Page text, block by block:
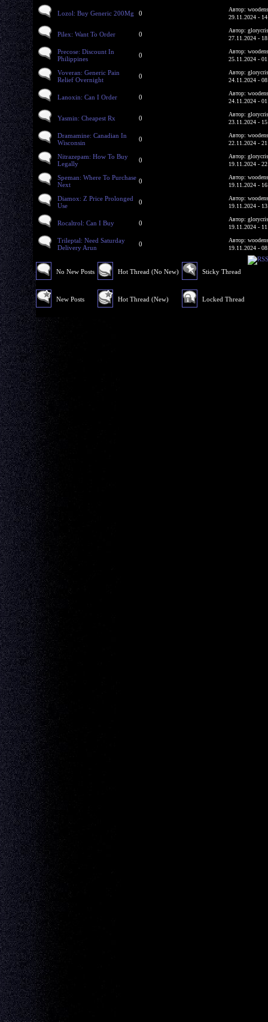
Lozol: Buy Generic 200Mg 0
Автор:
29.11.2024 -
Pilex: Want To Order 0
Автор:
27.11.2024 -
Precose: Discount In
Philippines
0
Автор:
25.11.2024 -
Voveran: Generic Pain
Relief Overnight
0
Автор:
24.11.2024 -
Lanoxin: Can I Order 0
Автор:
24.11.2024 -
Yasmin: Cheapest Rx 0
Автор:
23.11.2024 -
Dramamine: Canadian In
Wisconsin
0
Автор:
22.11.2024 -
Nitrazepam: How To Buy
Legally
0
Автор:
19.11.2024 -
Speman: Where To Purchase
Next
0
Автор:
19.11.2024 -
Diamox: Z Price Prolonged
Use
0
Автор:
19.11.2024 -
Rocaltrol: Can I Buy 0
Автор:
19.11.2024 -
Trileptal: Need Saturday
Delivery Arun
0
Автор:
19.11.2024 -
No New Posts
New Posts
Hot Thread (No New)
Hot Thread (New)
Sticky Thread
Locked Thread